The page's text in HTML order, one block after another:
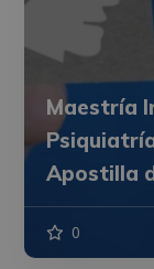
Maestría
Apostilla
0